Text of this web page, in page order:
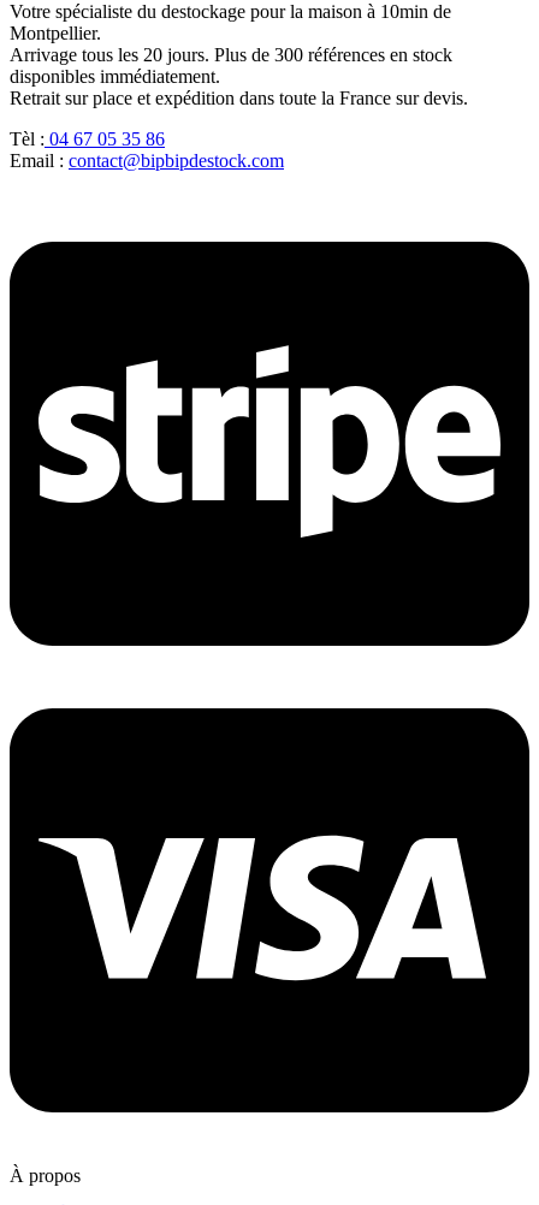
Votre spécialiste du destockage pour la maison à 10min de
Montpellier.
Arrivage tous les 20 jours. Plus de 300 références en stock
disponibles immédiatement.
Retrait sur place et expédition dans toute la France sur devis.
Tèl : 04 67 05 35 86
Email : contact@bipbipdestock.com
À propos